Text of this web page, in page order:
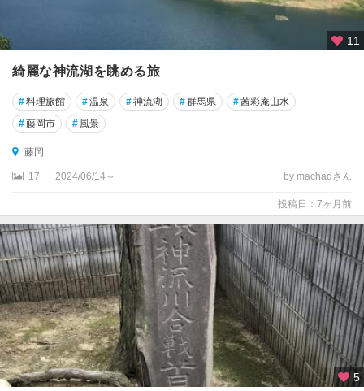
11
綺麗な神流湖を眺める旅
#料理旅館 #温泉 #神流湖 #群馬県 #茜彩庵山水
#藤岡市 # 風景
藤岡
17 2024/06/14～ by machadさん
投稿日：7ヶ月前
5